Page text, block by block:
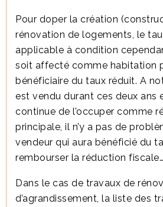
Pour doper la création
rénovation de logements, le
applicable à condition
soit affecté comme habitation
bénéficiaire du taux réduit. A
est vendu durant ces deux ans
continue de l’occuper comme
principale, il n’y a pas de
vendeur qui aura bénéficié du
rembourser la réduction fiscale…
Dans le cas de travaux de
d’agrandissement, la liste des